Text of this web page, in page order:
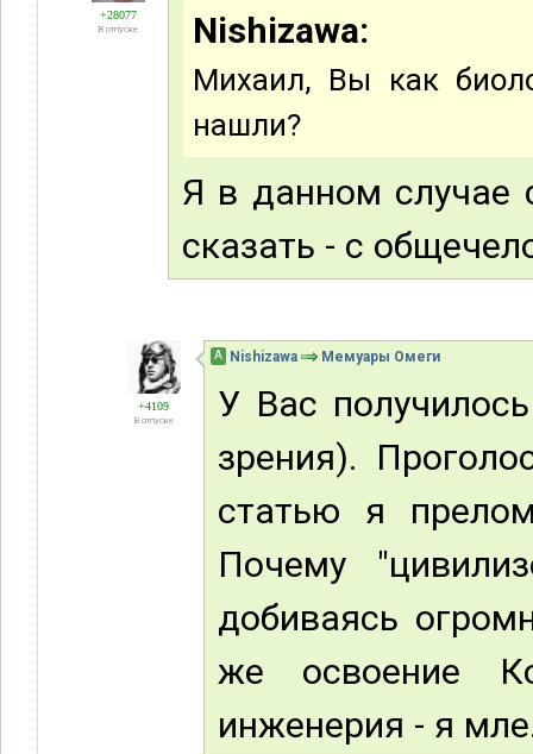
+28077
В отпуске Nishizawa:
Михаил, Вы как
нашли?
Я в данном случае
сказать - с
+4109
В отпуске
А Nishizawa Мемуары Омеги
У Вас
зрения).
статью я
Почему
добиваясь
же освоение
инженерия - я